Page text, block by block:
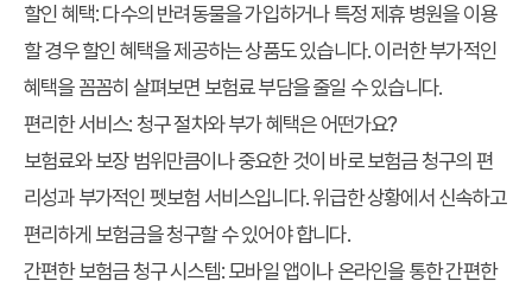
할인 혜택: 다수의 반려동물을 가입하거나 특정 제휴 병원을 이용
할 경우 할인 혜택을 제공하는 상품도 있습니다. 이러한 부가적인
혜택을 꼼꼼히 살펴보면 보험료 부담을 줄일 수 있습니다.
편리한 서비스: 청구 절차와 부가 혜택은 어떤가요?
보험료와 보장 범위만큼이나 중요한 것이 바로 보험금 청구의 편
리성과 부가적인펫보험 서비스입니다. 위급한 상황에서 신속하고
편리하게 보험금을 청구할 수 있어야 합니다.
간편한 보험금 청구 시스템: 모바일 앱이나 온라인을 통한 간편한